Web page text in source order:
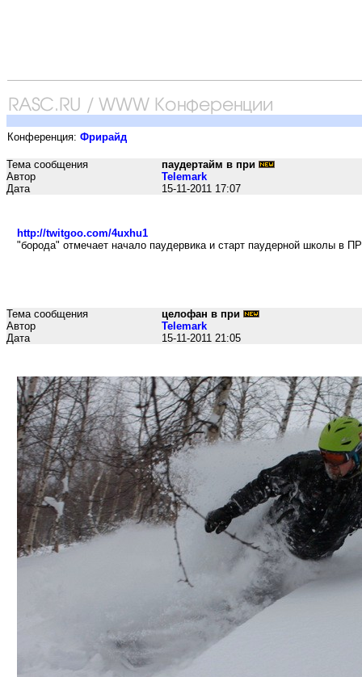
Конференция: Фрирайд
Тема сообщения
паудертайм в при
Автор
Telemark
Дата
15-11-2011 17:07
http://twitgoo.com/4uxhu1
"борода" отмечает начало паудервика и старт паудерной школы в
Тема сообщения
целофан в при
Автор
Telemark
Дата
15-11-2011 21:05